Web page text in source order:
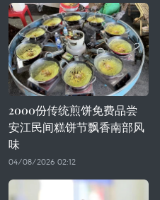
2000份传统煎饼免费品尝
安江民间糕饼节飘香南部风
味
04/08/2026 02:12